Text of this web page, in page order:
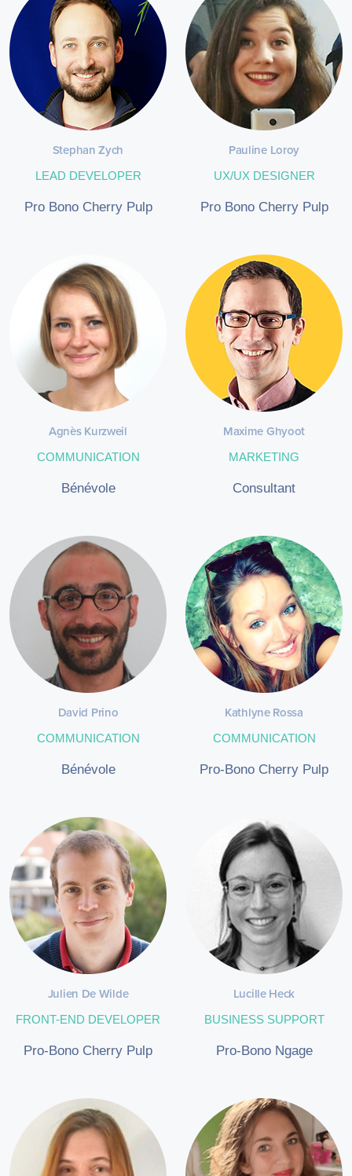
Stephan Zych
LEAD DEVELOPER
Pro Bono Cherry Pulp
Pauline Loroy
UX/UX DESIGNER
Pro Bono Cherry Pulp
Agnès Kurzweil
COMMUNICATION
Bénévole
Maxime Ghyoot
MARKETING
Consultant
David Prino
COMMUNICATION
Bénévole
Kathlyne Rossa
COMMUNICATION
Pro-Bono Cherry Pulp
Julien De Wilde
FRONT-END DEVELOPER
Pro-Bono Cherry Pulp
Lucille Heck
BUSINESS SUPPORT
Pro-Bono Ngage